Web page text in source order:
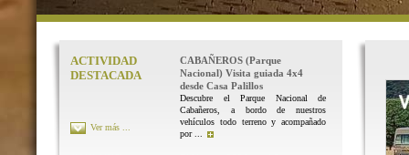
ACTIVIDAD
DESTACADA
CABAÑEROS (Parque
Nacional) Visita guiada 4x4
desde Casa Palillos
Descubre el Parque Nacional de
Cabañeros, a bordo de nuestros
vehículos todo terreno y acompañado
por ...
Ver más ...